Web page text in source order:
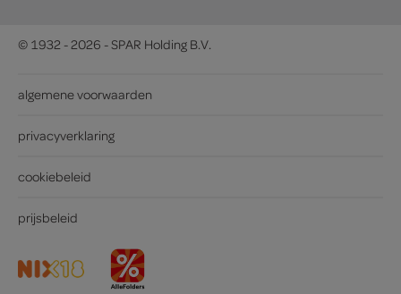
© 1932 - 2026 - SPAR Holding B.V.
algemene voorwaarden
privacyverklaring
cookiebeleid
prijsbeleid